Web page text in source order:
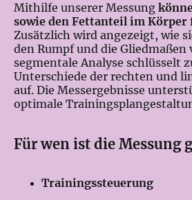
Mithilfe unserer Messung
sowie den Fettanteil im Körper
Zusätzlich wird angezeigt, wie
den Rumpf und die Gliedmaßen
segmentale Analyse schlüsselt
Unterschiede der rechten und
auf. Die Messergebnisse
optimale
Für wen ist die Messung
Trainingssteuerung